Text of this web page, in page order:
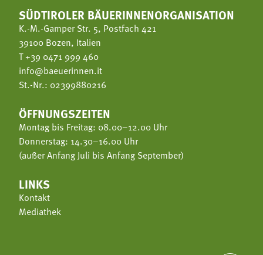
SÜDTIROLER BÄUERINNENORGANISATION
K.-M.-Gamper Str. 5, Postfach 421
39100 Bozen, Italien
T+39 0471 999 460
info@baeuerinnen.it
St.-Nr.: 02399880216
ÖFFNUNGSZEITEN
Montag bis Freitag: 08.00–12.00 Uhr
Donnerstag: 14.30–16.00 Uhr
(außer Anfang Juli bis Anfang September)
LINKS
Kontakt
Mediathek